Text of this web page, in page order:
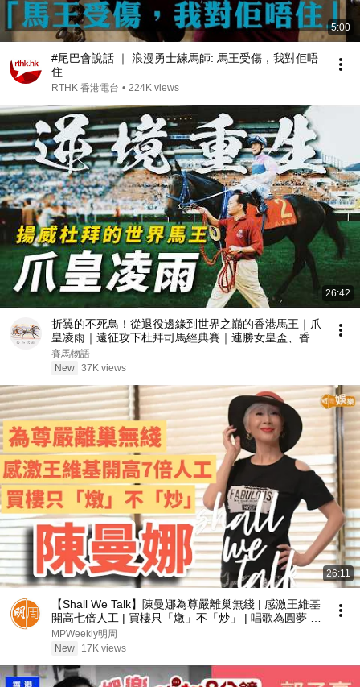
5:00
#尾巴會說話 ｜ 浪漫勇士練馬師: 馬王受傷，我對佢唔
住
RTHK 香港電台 • 224K views
26:42
折翼的不死鳥！從退役邊緣到世界之巔的香港馬王｜爪
皇凌雨｜遠征攻下杜拜司馬經典賽｜連勝女皇盃、香港
盃勇奪世界錦標巡迴賽冠軍｜馬主周南家族的感人故事
｜首匹揚威海外的打吡盟主｜#賽馬物語
賽馬物語
New 37K views
26:11
【Shall We Talk】陳曼娜為尊嚴離巢無綫 | 感激王維基
開高七倍人工 | 買樓只「燉」不「炒」 | 唱歌為圓夢 有
錢也買不到的快樂 | 陳曼娜專訪
MPWeekly明周
New
17K views